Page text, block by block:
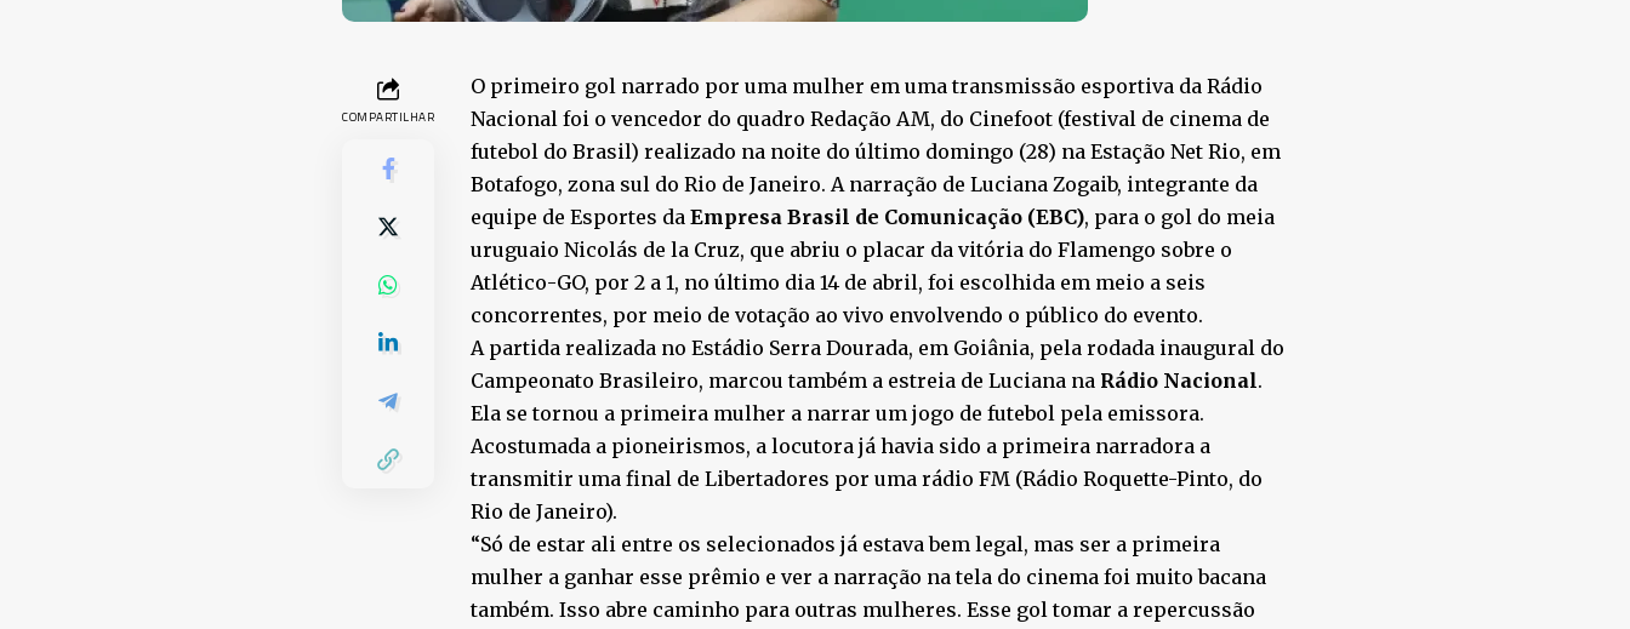
COMPARTILHAR
O primeiro gol narrado por uma mulher em uma transmissão esportiva da Rádio
Nacional foi o vencedor do quadro Redação AM, do Cinefoot (festival de cinema de
futebol do Brasil) realizado na noite do último domingo (28) na Estação Net Rio, em
Botafogo, zona sul do Rio de Janeiro. A narração de Luciana Zogaib, integrante da
equipe de Esportes da Empresa Brasil de Comunicação (EBC), para o gol do meia
uruguaio Nicolás de la Cruz, que abriu o placar da vitória do Flamengo sobre o
Atlético-GO, por 2 a 1, no último dia 14 de abril, foi escolhida em meio a seis
concorrentes, por meio de votação ao vivo envolvendo o público do evento.
A partida realizada no Estádio Serra Dourada, em Goiânia, pela rodada inaugural do
Campeonato Brasileiro, marcou também a estreia de Luciana na Rádio Nacional.
Ela se tornou a primeira mulher a narrar um jogo de futebol pela emissora.
Acostumada a pioneirismos, a locutora já havia sido a primeira narradora a
transmitir uma final de Libertadores por uma rádio FM (Rádio Roquette-Pinto, do
Rio de Janeiro).
“Só de estar ali entre os selecionados já estava bem legal, mas ser a primeira
mulher a ganhar esse prêmio e ver a narração na tela do cinema foi muito bacana
também. Isso abre caminho para outras mulheres. Esse gol tomar a repercussão